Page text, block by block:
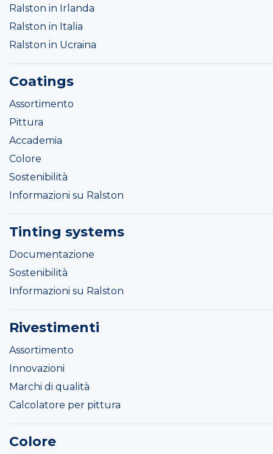
Ralston in Irlanda
Ralston in Italia
Ralston in Ucraina
Coatings
Assortimento
Pittura
Accademia
Colore
Sostenibilità
Informazioni su Ralston
Tinting systems
Documentazione
Sostenibilità
Informazioni su Ralston
Rivestimenti
Assortimento
Innovazioni
Marchi di qualità
Calcolatore per pittura
Colore